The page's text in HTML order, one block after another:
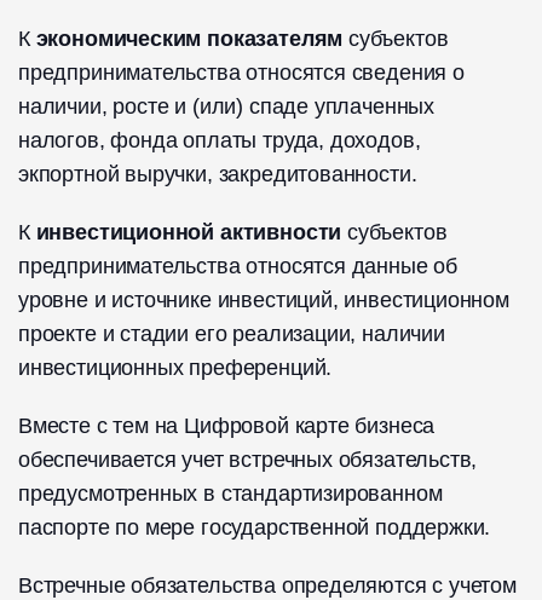
К экономическим показателям субъектов
предпринимательства относятся сведения о
наличии, росте и (или) спаде уплаченных
налогов, фонда оплаты труда, доходов,
экпортной выручки, закредитованности.
К инвестиционной активности субъектов
предпринимательства относятся данные об
уровне и источнике инвестиций, инвестиционном
проекте и стадии его реализации, наличии
инвестиционных преференций.
Вместе с тем на Цифровой карте бизнеса
обеспечивается учет встречных обязательств,
предусмотренных в стандартизированном
паспорте по мере государственной поддержки.
Встречные обязательства определяются с учетом